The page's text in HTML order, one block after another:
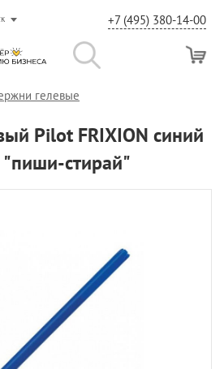
+7 (495) 380-14-00
гелевые
Pilot FRIXION синий
стирай"